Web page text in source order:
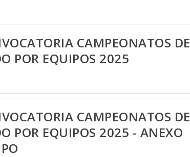
CAMPEONATOS DE
POR EQUIPOS 2025
CAMPEONATOS DE
POR EQUIPOS 2025 - ANEXO